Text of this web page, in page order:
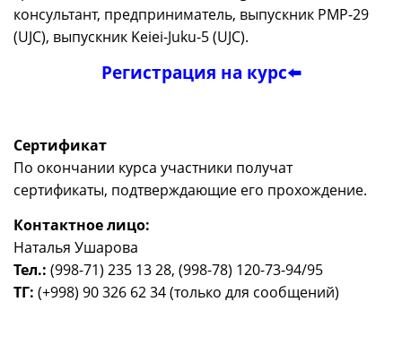
консультант, предприниматель, выпускник РМР-29
(UJC), выпускник Keiei-Juku-5 (UJC).
Регистрация на курс⬅️
Сертификат
По окончании курса участники получат
сертификаты, подтверждающие его прохождение.
Контактное лицо:
Наталья Ушарова
Тел.: (998-71) 235 13 28, (998-78) 120-73-94/95
ТГ: (+998) 90 326 62 34 (только для сообщений)